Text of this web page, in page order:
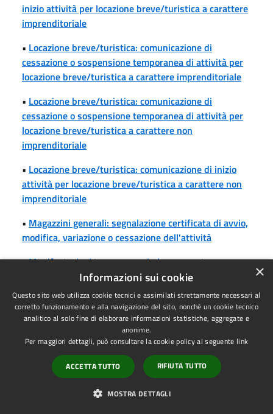
inizio attività per locazione breve/turistica a carattere
imprenditoriale
• Locazione breve/turistica: comunicazione di
cessazione o sospensione temporanea di attività per
locazione breve/turistica a carattere imprenditoriale
• Locazione breve/turistica: comunicazione di
cessazione o sospensione temporanea di attività per
locazione breve/turistica a carattere non
imprenditoriale
• Locazione breve/turistica: comunicazione di inizio
attività per locazione breve/turistica a carattere non
imprenditoriale
• Magazzini generali: segnalazione certificata di avvio,
modifica, variazione o cessazione dell'attività
•Manifestazioni temporanee in luogo aperto:
domanda di autorizzazione per lo svolgimento della
manifestazione a scopo di lucro
•Manifestazioni temporanee in luogo aperto:
segnalazione certificata di inizio attività per lo
svolgimento della manifestazione a scopo di lucro
Manifestazioni temporanee in luogo chiuso:
manifestazione a scopo di lucro
×
Informazioni sui cookie
Questo sito web utilizza cookie tecnici e assimilati strettamente necessari al
corretto funzionamento e alla navigazione del sito, nonché un cookie tecnico
analitico al solo fine di elaborare informazioni statistiche, aggregate e
anonime.
Per maggiori dettagli, può consultare la cookie policy al seguente link
ACCETTA TUTTO RIFIUTA TUTTO
MOSTRA DETTAGLI